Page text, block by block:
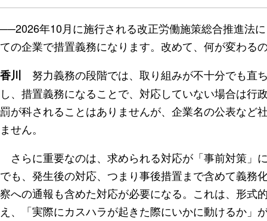
──2026年10月に施行される改正労働施策総合推進法
ての企業で措置義務になります。改めて、何が変わる
香川 努力義務の段階では、取り組みが不十分でも直
し、措置義務になることで、対応していない場合は行
罰が科されることはありませんが、企業名の公表など
ません。
さらに重要なのは、求められる対応が「事前対策」
でも、発生後の対応、つまり事後措置まで含めて義務
察への通報も含めた対応が必要になる。これは、形式
え、「実際にカスハラが起きた際にいかに動けるか」